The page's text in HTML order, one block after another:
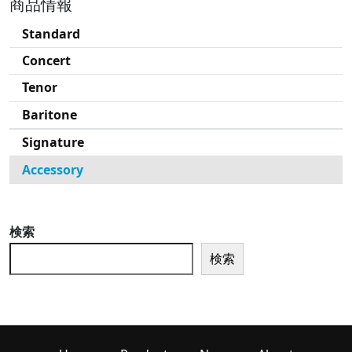
商品情報
Standard
Concert
Tenor
Baritone
Signature
Accessory
検索
検索